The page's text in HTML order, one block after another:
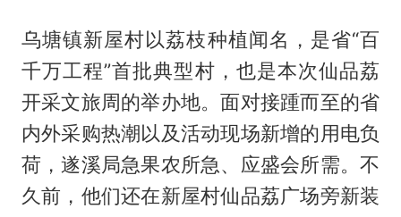
乌塘镇新屋村以荔枝种植闻名，是省“百
千万工程”首批典型村，也是本次仙品荔
开采文旅周的举办地。面对接踵而至的省
内外采购热潮以及活动现场新增的用电负
荷，遂溪局急果农所急、应盛会所需。不
久前，他们还在新屋村仙品荔广场旁新装